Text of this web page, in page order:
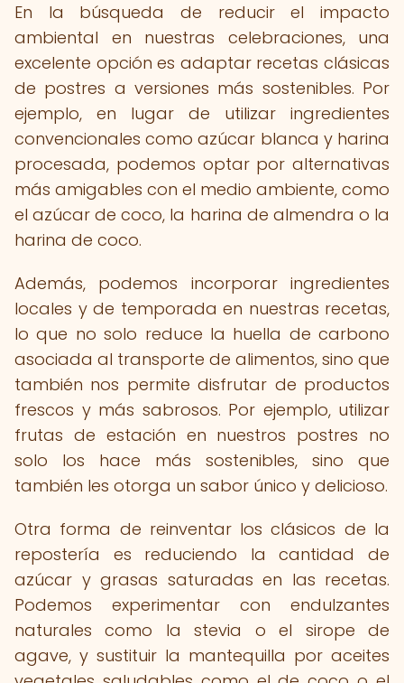
En la búsqueda de reducir el impacto
ambiental en nuestras celebraciones, una
excelente opción es adaptar recetas clásicas
de postres a versiones más sostenibles. Por
ejemplo, en lugar de utilizar ingredientes
convencionales como azúcar blanca y harina
procesada, podemos optar por alternativas
más amigables con el medio ambiente, como
el azúcar de coco, la harina de almendra o la
harina de coco.
Además, podemos incorporar ingredientes
locales y de temporada en nuestras recetas,
lo que no solo reduce la huella de carbono
asociada al transporte de alimentos, sino que
también nos permite disfrutar de productos
frescos y más sabrosos. Por ejemplo, utilizar
frutas de estación en nuestros postres no
solo los hace más sostenibles, sino que
también les otorga un sabor único y delicioso.
Otra forma de reinventar los clásicos de la
repostería es reduciendo la cantidad de
azúcar y grasas saturadas en las recetas.
Podemos experimentar con endulzantes
naturales como la stevia o el sirope de
agave, y sustituir la mantequilla por aceites